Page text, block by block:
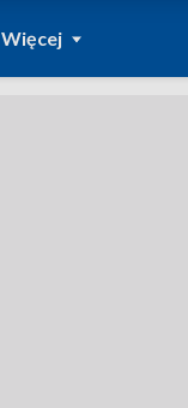
Więcej